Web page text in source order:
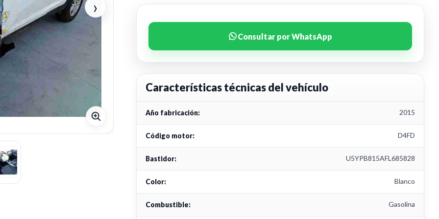
›
Consultar por WhatsApp
Características técnicas del vehículo
Año fabricación: 2015
Código motor: D4FD
Bastidor: U5YPB815AFL685828
Color: Blanco
Combustible: Gasolina